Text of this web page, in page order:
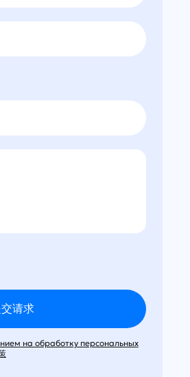
на обработку персональных